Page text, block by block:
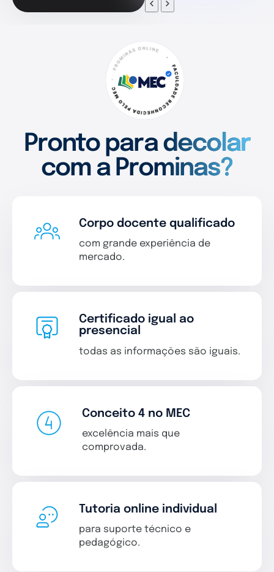
Pronto para decolar
com a Prominas?
Corpo docente qualificado
com grande experiência de
mercado.
Certificado igual ao
presencial
todas as informações são iguais.
Conceito 4 no MEC
excelência mais que
comprovada.
Tutoria online individual
para suporte técnico e
pedagógico.